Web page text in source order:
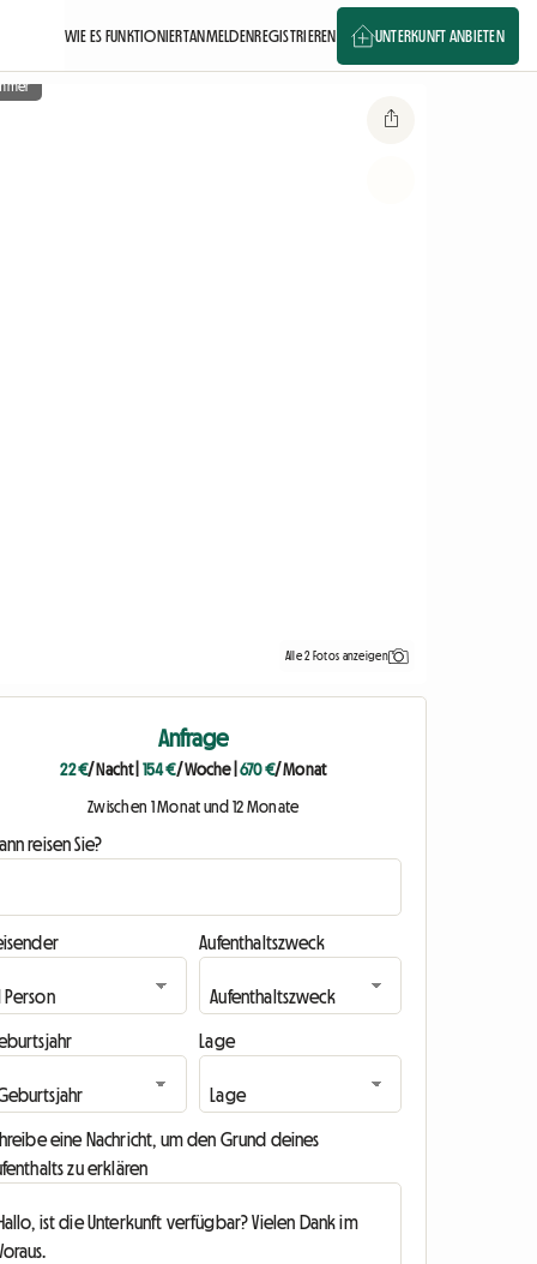
WIE ES FUNKTIONIERTANMELDENREGISTRIEREN UNTERKUNFT ANBIETEN
Alle 2 Fotos anzeigen
Anfrage
22 €/ Nacht| 154 €/ Woche|670 €/ Monat
Zwischen 1 Monat und 12 Monate
reisen Sie?
Aufenthaltszweck
Lage
eine Nachricht, um den Grund deines
zu erklären